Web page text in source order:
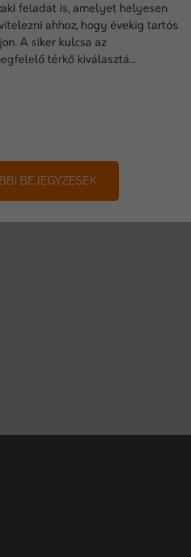
feladat is, amelyet helyesen
ahhoz, hogy évekig tartós
A siker kulcsa az
térkő kiválasztá...
BEJEGYZÉSEK